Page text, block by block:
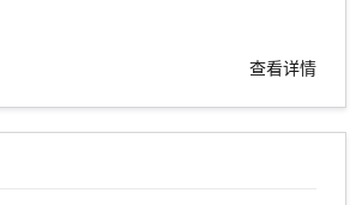
查看详情